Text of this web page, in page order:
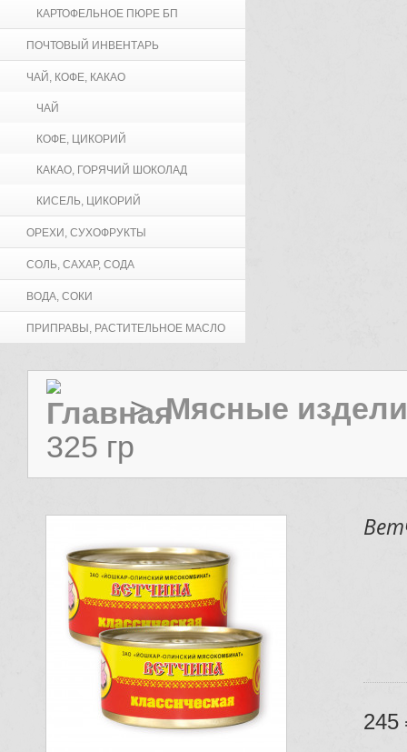
КАРТОФЕЛЬНОЕ ПЮРЕ БП
ПОЧТОВЫЙ ИНВЕНТАРЬ
ЧАЙ, КОФЕ, КАКАО
ЧАЙ
КОФЕ, ЦИКОРИЙ
КАКАО, ГОРЯЧИЙ ШОКОЛАД
КИСЕЛЬ, ЦИКОРИЙ
ОРЕХИ, СУХОФРУКТЫ
СОЛЬ, САХАР, СОДА
ВОДА, СОКИ
ПРИПРАВЫ, РАСТИТЕЛЬНОЕ МАСЛО
> Мясные
325 гр
245